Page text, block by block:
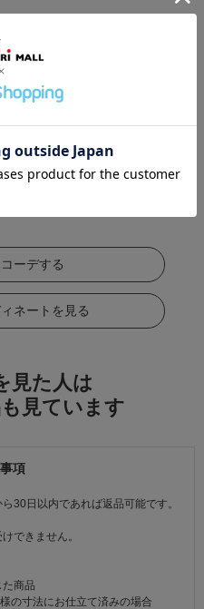
ーデする
ネートを見る
見た人は
見ています
項
30日以内であれば返品可能です。
できません。
た商品
の寸法にお仕立て済みの場合